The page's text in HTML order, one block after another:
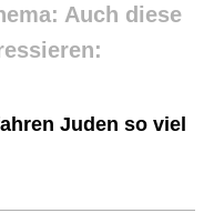
Auch diese
Juden so viel